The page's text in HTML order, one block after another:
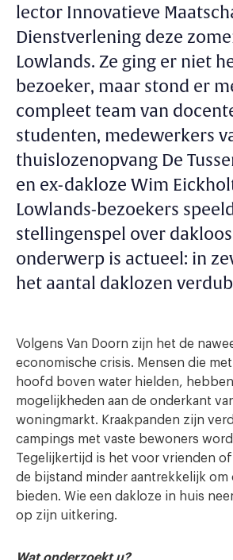
lector Innovatieve
Dienstverlening deze
Lowlands. Ze ging er niet
bezoeker, maar stond er
compleet team van
studenten, medewerkers
thuislozenopvang De
en ex-dakloze Wim
Lowlands-bezoekers
stellingenspel over
onderwerp is actueel: in
het aantal daklozen
Volgens Van Doorn zijn het de
economische crisis. Mensen die
hoofd boven water hielden,
mogelijkheden aan de onderkant
woningmarkt. Kraakpanden zijn
campings met vaste bewoners
Tegelijkertijd is het voor vrienden
de bijstand minder aantrekkelijk om
bieden. Wie een dakloze in huis
op zijn uitkering.